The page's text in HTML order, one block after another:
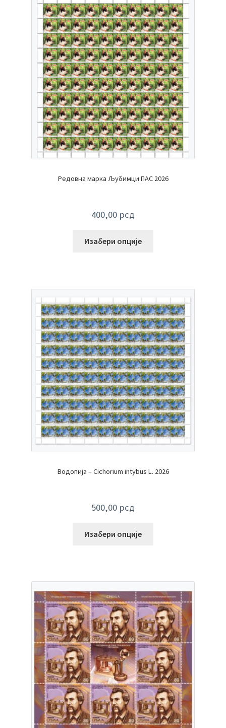
Редовна марка Љубимци ПАС 2026
400,00 рсд
Изабери опције
Водопија – Cichorium intybus L. 2026
500,00 рсд
Изабери опције